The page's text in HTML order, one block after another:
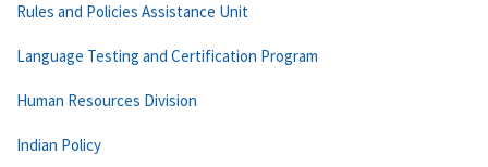
Rules and Policies Assistance Unit
Language Testing and Certification Program
Human Resources Division
Indian Policy